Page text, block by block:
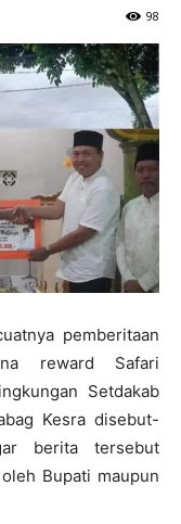
98
pemberitaan
reward Safari
Setdakab
Kesra disebut-
berita tersebut
Bupati maupun